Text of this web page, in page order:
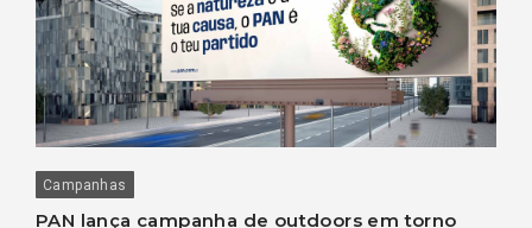
Campanhas
PAN lança campanha de outdoors em torno